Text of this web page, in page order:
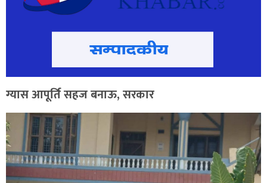
ग्यास आपूर्ति सहज बनाऊ, सरकार